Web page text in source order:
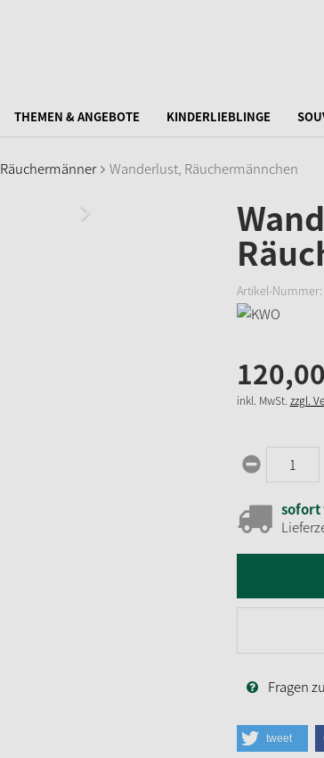
THEMEN & ANGEBOTE KINDERLIEBLINGE
Räuchermänner Wanderlust, Räuchermännchen
Artikel-Nummer:
120,00
inkl. MwSt. zzgl.
Fragen
tweet